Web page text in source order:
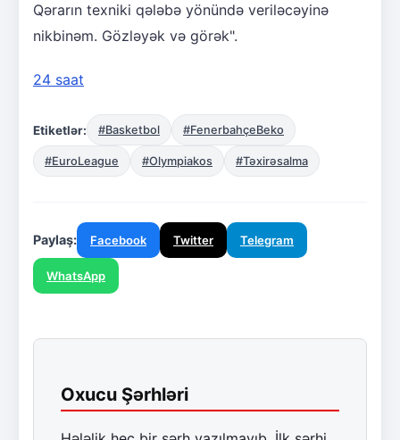
Qərarın texniki qələbə yönündə veriləcəyinə
nikbinəm. Gözləyək və görək".
24 saat
Etiketlər: #Basketbol #FenerbahçeBeko
#EuroLeague #Olympiakos #Təxirəsalma
Paylaş: Facebook Twitter Telegram
WhatsApp
Oxucu Şərhləri